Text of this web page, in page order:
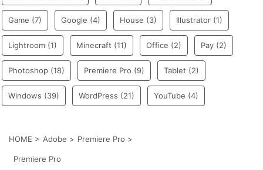
Game (7) Google (4) House (3) Illustrator (1)
Lightroom (1) Minecraft (11) Office (2) Pay (2)
Photoshop (18) Premiere Pro (9) Tablet (2)
Windows (39) WordPress (21) YouTube (4)
HOME > Adobe > Premiere Pro >
Premiere Pro